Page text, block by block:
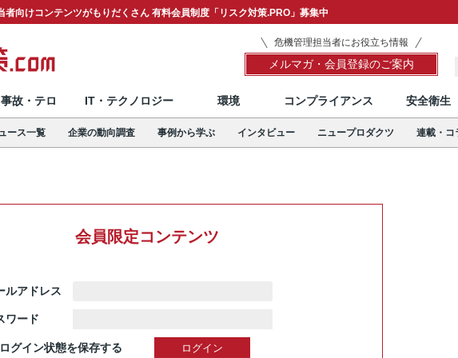
者向けコンテンツがもりだくさん 有料会員制度「リスク対策.PRO」募集中
危機管理担当者にお役立ち情報
メルマガ・会員登録のご案内
事故・テロ IT・テクノロジー 環境 コンプライアンス 安全衛生
ース一覧 企業の動向調査 事例から学ぶ インタビュー ニュープロダクツ 連載・コ
会員限定コンテンツ
ルアドレス
ワード
ログイン状態を保存する